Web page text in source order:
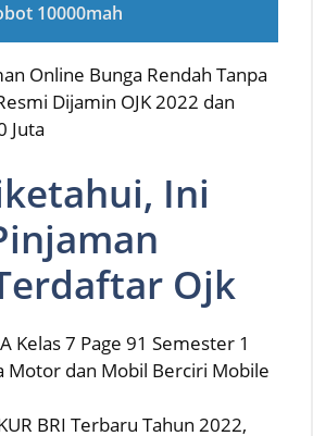
10000mah
Online Bunga Rendah Tanpa
Dijamin OJK 2022 dan
Juta
Ini
Ojk
Kelas 7 Page 91 Semester 1
Motor dan Mobil Berciri Mobile
BRI Terbaru Tahun 2022,